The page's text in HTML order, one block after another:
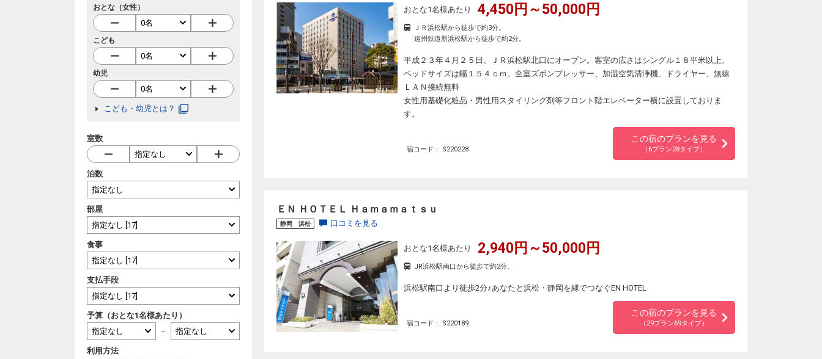
おとな（女性）
こども
幼児
こども・幼児とは？
室数
泊数
部屋
食事
支払手段
予算（おとな1名様あたり）
～
利用方法
おとな1名様あたり 4,450円～50,000円
ＪＲ浜松駅から徒歩で約3分。
遠州鉄道新浜松駅から徒歩で約2分。
平成２３年４月２５日、ＪＲ浜松駅北口にオープン。客室の広さはシングル１８平米以上、
ベッドサイズは幅１５４ｃｍ。全室ズボンプレッサー、加湿空気清浄機、ドライヤー、無線
ＬＡＮ接続無料
女性用基礎化粧品・男性用スタイリング剤等フロント階エレベーター横に設置しておりま
す。
宿コード： S220228
この宿のプランを見る
（6プラン28タイプ）
ＥＮ ＨＯＴＥＬ Ｈａｍａｍａｔｓｕ
静岡 浜松 口コミを見る
おとな1名様あたり 2,940円～50,000円
JR浜松駅南口から徒歩で約2分。
浜松駅南口より徒歩2分♪あなたと浜松・静岡を縁でつなぐEN HOTEL
宿コード： S220189
この宿のプランを見る
（29プラン69タイプ）